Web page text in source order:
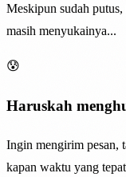
Meskipun sudah
masih menyukainya...
😰
Haruskah
Ingin mengirim pesan,
kapan waktu yang